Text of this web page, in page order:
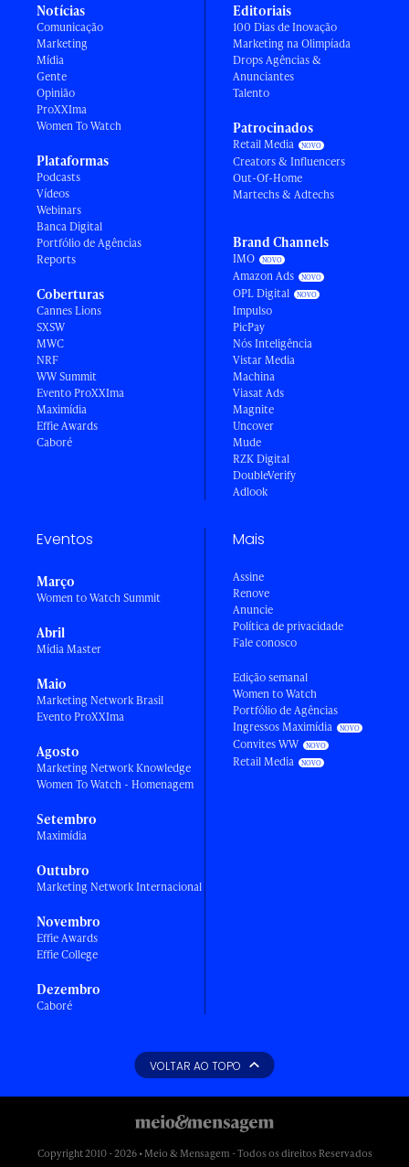
Notícias
Comunicação
Marketing
Mídia
Gente
Opinião
ProXXIma
Women To Watch
Plataformas
Podcasts
Vídeos
Webinars
Banca Digital
Portfólio de Agências
Reports
Coberturas
Cannes Lions
SXSW
MWC
NRF
WW Summit
Evento ProXXIma
Maximídia
Effie Awards
Caboré
Editoriais
100 Dias de Inovação
Marketing na Olimpíada
Drops Agências &
Anunciantes
Talento
Patrocinados
Retail Media
Creators & Influencers
Out-Of-Home
Martechs & Adtechs
Brand Channels
IMO
Amazon Ads
OPL Digital
Impulso
PicPay
Nós Inteligência
Vistar Media
Machina
Viasat Ads
Magnite
Uncover
Mude
RZK Digital
DoubleVerify
Adlook
Eventos
Março
Women to Watch Summit
Abril
Mídia Master
Maio
Marketing Network Brasil
Evento ProXXIma
Agosto
Marketing Network Knowledge
Women To Watch - Homenagem
Setembro
Maximídia
Outubro
Marketing Network Internacional
Novembro
Effie Awards
Effie College
Dezembro
Caboré
Mais
Assine
Renove
Anuncie
Política de privacidade
Fale conosco
Edição semanal
Women to Watch
Portfólio de Agências
Ingressos Maximídia
Convites WW
Retail Media
VOLTAR AO TOPO
Copyright 2010 - 2026 • Meio & Mensagem - Todos os direitos Reservados